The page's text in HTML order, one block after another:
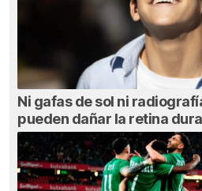
Ni gafas de sol ni
pueden dañar la retina